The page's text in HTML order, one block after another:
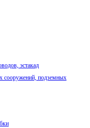
эстакад
сооружений, подземных